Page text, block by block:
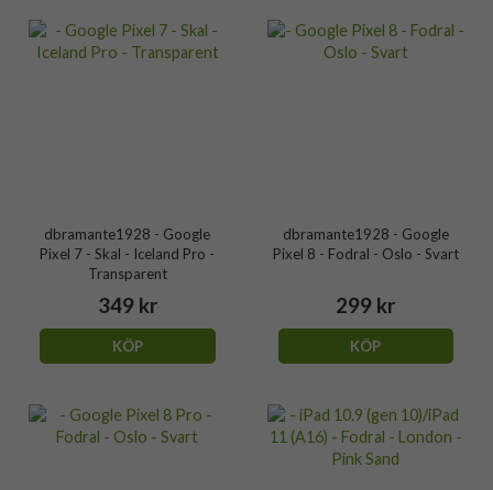
dbramante1928 - Google
Pixel 7 - Skal - Iceland Pro -
Transparent
349 kr
KÖP
dbramante1928 - Google
Pixel 8 - Fodral - Oslo - Svart
299 kr
KÖP